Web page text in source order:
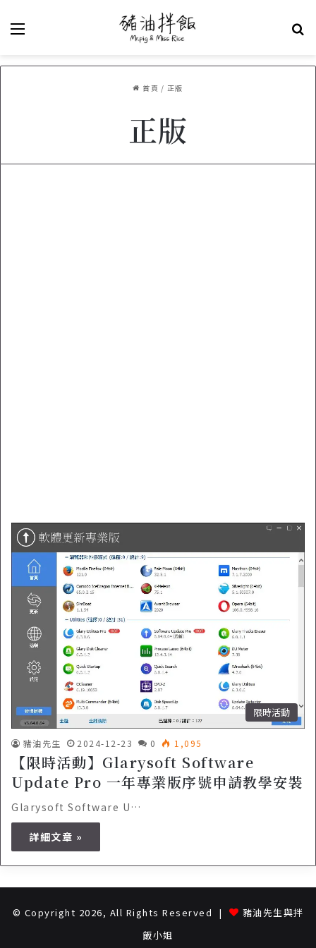
首頁 / 正版
正版
限時活動
豬油先生 2024-12-23 0 1,095
【限時活動】Glarysoft Software
Update Pro 一年專業版序號申請教學安裝
Glarysoft Software U…
詳細文章 »
© Copyright 2026, All Rights Reserved |
豬油先生與拌
飯小姐